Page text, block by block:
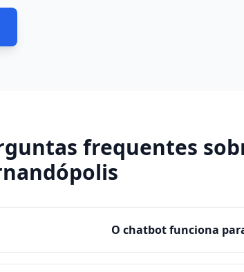
frequentes
O chatbot funciona